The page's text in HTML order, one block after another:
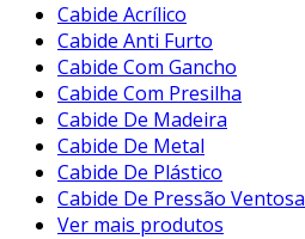
Cabide Acrílico
Cabide Anti Furto
Cabide Com Gancho
Cabide Com Presilha
Cabide De Madeira
Cabide De Metal
Cabide De Plástico
Cabide De Pressão Ventosa
Ver mais produtos